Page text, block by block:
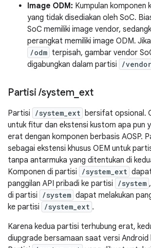
Image ODM: Kumpulan komponen
yang tidak disediakan oleh SoC.
SoC memiliki image vendor,
perangkat memiliki image ODM.
/odm terpisah, gambar vendor
digabungkan dalam partisi
/vendor
Partisi /system ext
Partisi /system_ext bersifat opsional.
untuk fitur dan ekstensi kustom apa pun
erat dengan komponen berbasis AOSP.
sebagai ekstensi khusus OEM untuk
tanpa antarmuka yang ditentukan di
Komponen di partisi
/system_ext
panggilan API pribadi ke partisi
/system
di partisi
/system dapat melakukan
ke partisi
/system_ext .
Karena kedua partisi terhubung erat,
diupgrade bersamaan saat versi Android